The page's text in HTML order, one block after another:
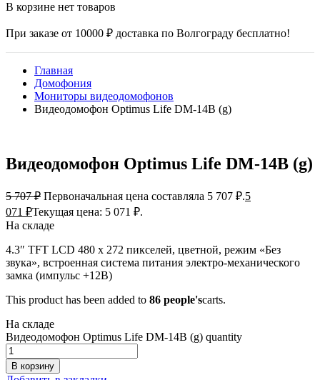
В корзине нет товаров
При заказе от 10000 ₽ доставка по Волгограду бесплатно!
Главная
Домофония
Мониторы видеодомофонов
Видеодомофон Optimus Life DM-14B (g)
Видеодомофон Optimus Life DM-14B (g)
5 707₽ Первоначальная цена составляла 5 707 ₽.5
071 ₽Текущая цена: 5 071 ₽.
На складе
4.3″ TFT LCD 480 х 272 пикселей, цветной, режим «Без
звука», встроенная система питания электро-механического
замка (импульс +12В)
This product has been added to 86 people'scarts.
На складе
Видеодомофон Optimus Life DM-14B (g) quantity
В корзину